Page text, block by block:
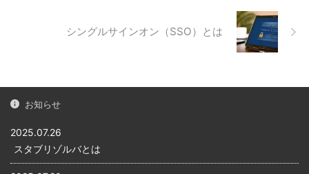
す。送信側で「共通の鍵」を
使い「平文」を「暗号文」に
復号しています。 DESの暗号
化アルゴリズム D ...
ェアを提供している企業が、
その脆弱性に対するセキュリ
ティパッチ（修正プログラ
シングルサインオン（SSO）とは
お知らせ
2025.07.26
スタブリゾルバとは